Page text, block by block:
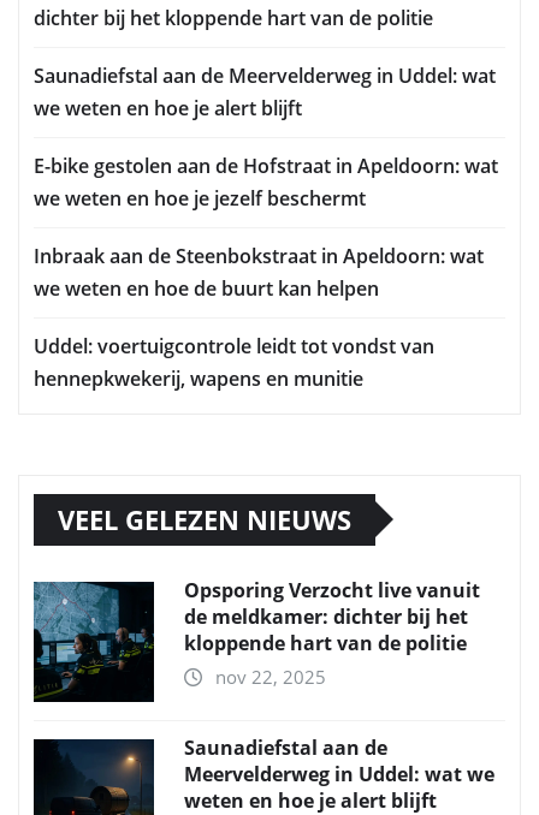
dichter bij het kloppende hart van de politie
Saunadiefstal aan de Meervelderweg in Uddel: wat
we weten en hoe je alert blijft
E-bike gestolen aan de Hofstraat in Apeldoorn: wat
we weten en hoe je jezelf beschermt
Inbraak aan de Steenbokstraat in Apeldoorn: wat
we weten en hoe de buurt kan helpen
Uddel: voertuigcontrole leidt tot vondst van
hennepkwekerij, wapens en munitie
VEEL GELEZEN NIEUWS
Opsporing Verzocht live vanuit
de meldkamer: dichter bij het
kloppende hart van de politie
nov 22, 2025
Saunadiefstal aan de
Meervelderweg in Uddel: wat we
weten en hoe je alert blijft